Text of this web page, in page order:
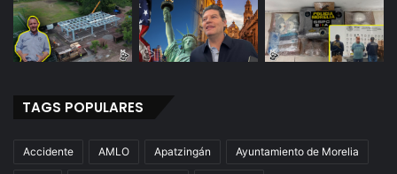
TAGS POPULARES
Accidente AMLO Apatzingán Ayuntamiento de Morelia